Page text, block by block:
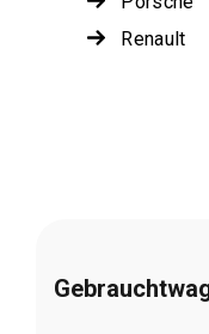
Renault